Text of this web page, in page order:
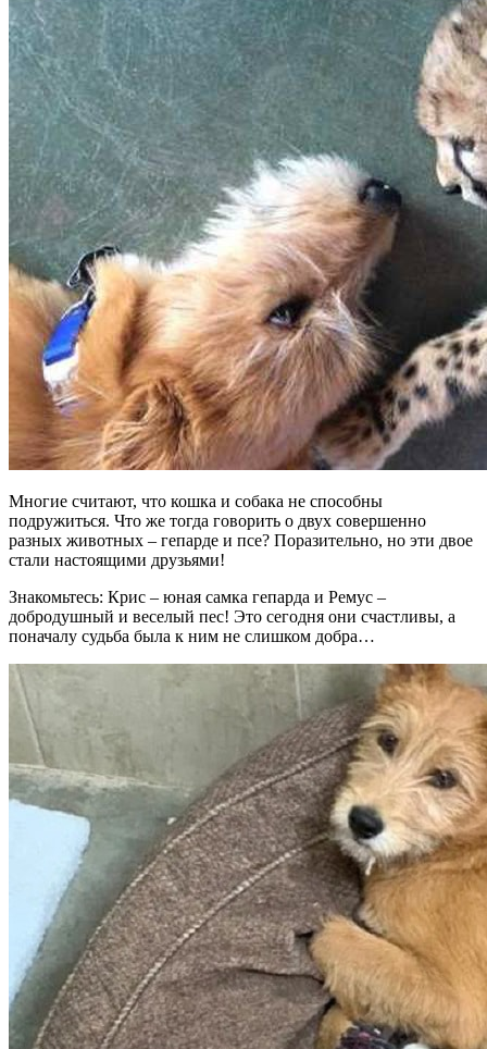
Многие считают, что кошка и собака не способны
подружиться. Что же тогда говорить о двух совершенно
разных животных – гепарде и псе? Поразительно, но эти двое
стали настоящими друзьями!
Знакомьтесь: Крис – юная самка гепарда и Ремус –
добродушный и веселый пес! Это сегодня они счастливы, а
поначалу судьба была к ним не слишком добра…